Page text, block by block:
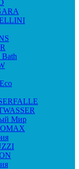
Мир